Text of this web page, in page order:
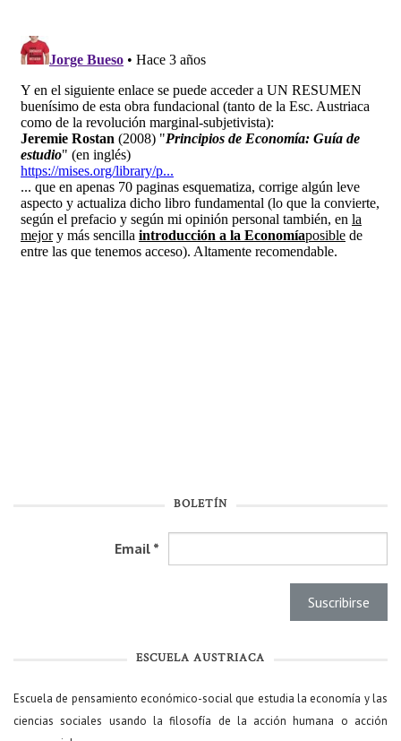
BOLETÍN
Email *
ESCUELA AUSTRIACA
Escuela de pensamiento económico-social que estudia la economía y las
ciencias sociales usando la filosofía de la acción humana o acción